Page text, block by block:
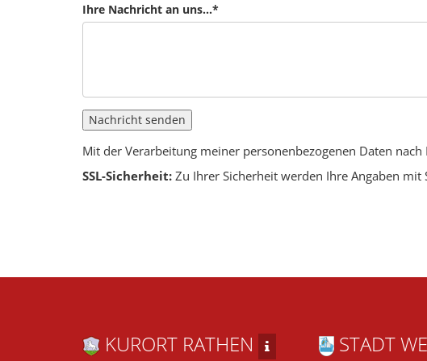
Ihre Nachricht an uns...*
Nachricht senden
Mit der Verarbeitung meiner personenbezogenen Daten nach
SSL-Sicherheit: Zu Ihrer Sicherheit werden Ihre Angaben mit
KURORT RATHEN STADT